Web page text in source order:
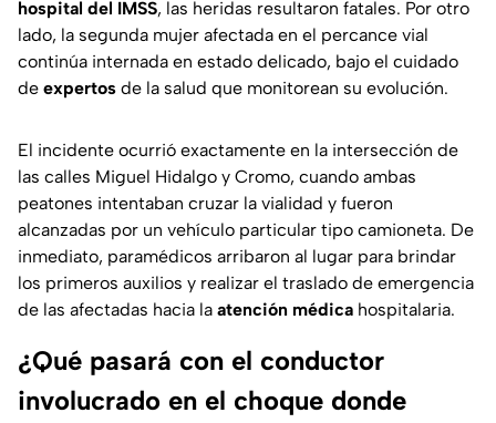
hospital del IMSS, las heridas resultaron fatales. Por otro
lado, la segunda mujer afectada en el percance vial
continúa internada en estado delicado, bajo el cuidado
de expertos de la salud que monitorean su evolución.
El incidente ocurrió exactamente en la intersección de
las calles Miguel Hidalgo y Cromo, cuando ambas
peatones intentaban cruzar la vialidad y fueron
alcanzadas por un vehículo particular tipo camioneta. De
inmediato, paramédicos arribaron al lugar para brindar
los primeros auxilios y realizar el traslado de emergencia
de las afectadas hacia la atención médica hospitalaria.
¿Qué pasará con el conductor
involucrado en el choque donde